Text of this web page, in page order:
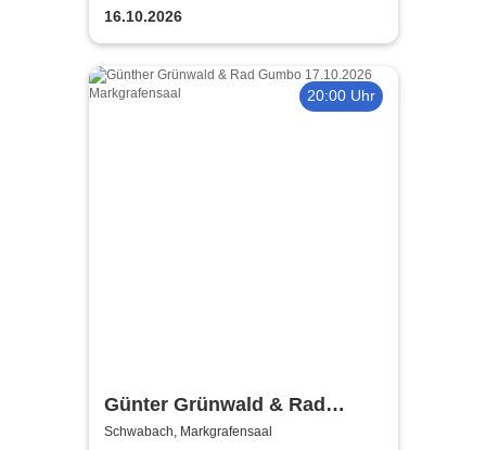
16.10.2026
20:00 Uhr
Günter Grünwald & Rad
Gumbo
Schwabach, Markgrafensaal